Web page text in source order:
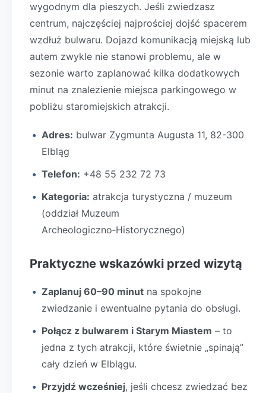
wygodnym dla pieszych. Jeśli zwiedzasz
centrum, najczęściej najprościej dojść spacerem
wzdłuż bulwaru. Dojazd komunikacją miejską lub
autem zwykle nie stanowi problemu, ale w
sezonie warto zaplanować kilka dodatkowych
minut na znalezienie miejsca parkingowego w
pobliżu staromiejskich atrakcji.
Adres: bulwar Zygmunta Augusta 11, 82-300
Elbląg
Telefon: +48 55 232 72 73
Kategoria: atrakcja turystyczna / muzeum
(oddział Muzeum
Archeologiczno‑Historycznego)
Praktyczne wskazówki przed wizytą
Zaplanuj 60–90 minut na spokojne
zwiedzanie i ewentualne pytania do obsługi.
Połącz z bulwarem i Starym Miastem – to
jedna z tych atrakcji, które świetnie „spinają”
cały dzień w Elblągu.
Przyjdź wcześniej, jeśli chcesz zwiedzać bez